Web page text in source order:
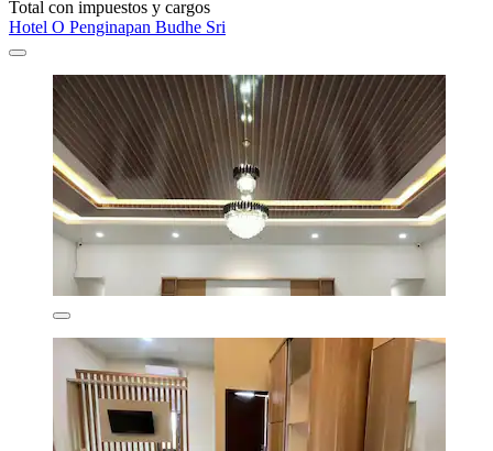
Total con impuestos y cargos
Hotel O Penginapan Budhe Sri